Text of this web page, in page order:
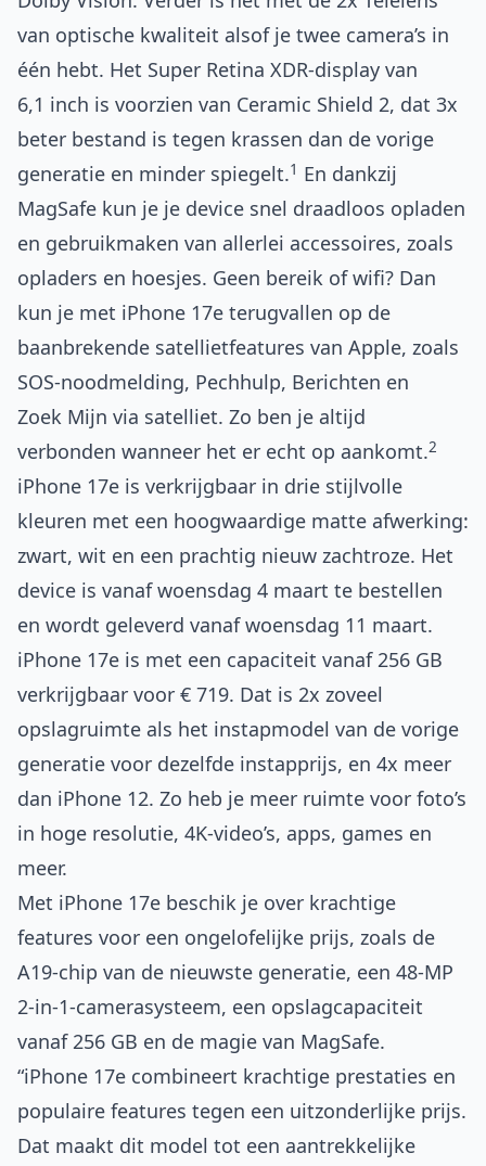
van optische kwaliteit alsof je twee camera’s in
één hebt. Het Super Retina XDR-display van
6,1 inch is voorzien van Ceramic Shield 2, dat 3x
beter bestand is tegen krassen dan de vorige
generatie en minder spiegelt.1 En dankzij
MagSafe kun je je device snel draadloos opladen
en gebruikmaken van allerlei accessoires, zoals
opladers en hoesjes. Geen bereik of wifi? Dan
kun je met iPhone 17e terugvallen op de
baanbrekende satellietfeatures van Apple, zoals
SOS-noodmelding, Pechhulp, Berichten en
Zoek Mijn via satelliet. Zo ben je altijd
verbonden wanneer het er echt op aankomt.2
iPhone 17e is verkrijgbaar in drie stijlvolle
kleuren met een hoogwaardige matte afwerking:
zwart, wit en een prachtig nieuw zachtroze. Het
device is vanaf woensdag 4 maart te bestellen
en wordt geleverd vanaf woensdag 11 maart.
iPhone 17e is met een capaciteit vanaf 256 GB
verkrijgbaar voor € 719. Dat is 2x zoveel
opslagruimte als het instapmodel van de vorige
generatie voor dezelfde instapprijs, en 4x meer
dan iPhone 12. Zo heb je meer ruimte voor foto’s
in hoge resolutie, 4K-video’s, apps, games en
meer.
Met iPhone 17e beschik je over krachtige
features voor een ongelofelijke prijs, zoals de
A19-chip van de nieuwste generatie, een 48-MP
2-in-1-camerasysteem, een opslagcapaciteit
vanaf 256 GB en de magie van MagSafe.
“iPhone 17e combineert krachtige prestaties en
populaire features tegen een uitzonderlijke prijs.
Dat maakt dit model tot een aantrekkelijke